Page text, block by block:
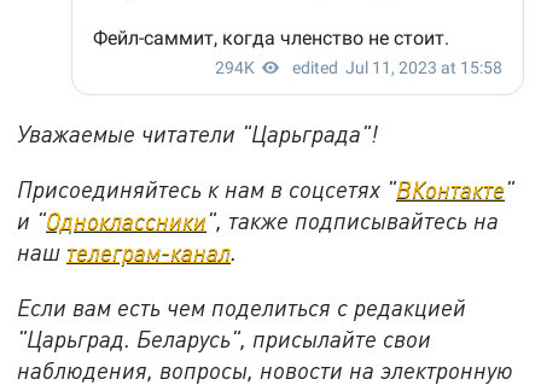
Уважаемые читатели "Царьграда"!
Присоединяйтесь к нам в соцсетях "ВКонтакте"
и "Одноклассники", также подписывайтесь на
наш телеграм-канал.
Если вам есть чем поделиться с редакцией
"Царьград. Беларусь", присылайте свои
наблюдения, вопросы, новости на электронную